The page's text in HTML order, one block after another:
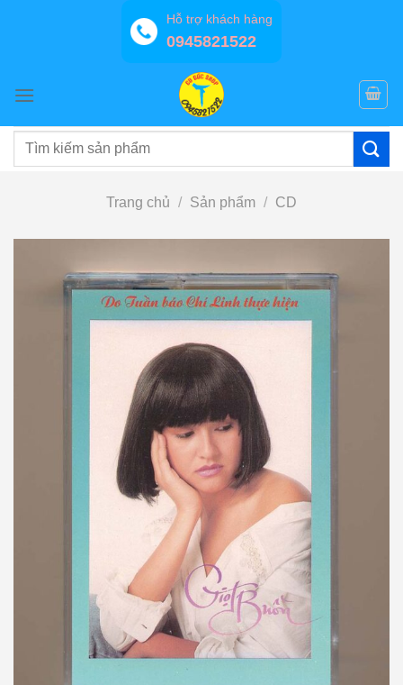
Hỗ trợ khách hàng
0945821522
Tìm
Trang chủ / Sản phẩm / CD